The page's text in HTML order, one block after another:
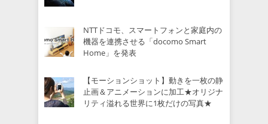
NTTドコモ、スマートフォンと家庭内の
機器を連携させる「docomo Smart
Home」を発表
【モーションショット】動きを一枚の静
止画＆アニメーションに加工★オリジナ
リティ溢れる世界に1枚だけの写真★